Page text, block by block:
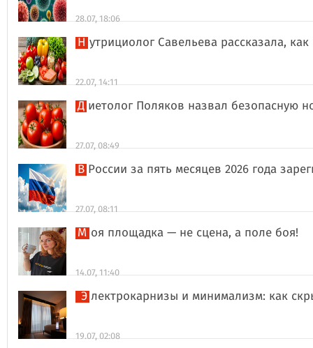
28.07, 18:06
Нутрициолог Савельева рассказала,
22.07, 14:11
Диетолог Поляков назвал безопасную
27.07, 08:49
В России за пять месяцев 2026 года
27.07, 08:11
Моя площадка — не сцена, а поле боя!
14.07, 11:40
Электрокарнизы и минимализм: как
19.07, 02:08